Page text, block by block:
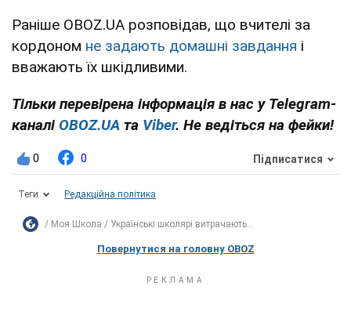
Раніше OBOZ.UA розповідав, що вчителі за
кордоном не задають домашні завдання і
вважають їх шкідливими.
Тільки перевірена інформація в нас у Telegram-
каналі OBOZ.UA та Viber. Не ведіться на фейки!
0 0 Підписатися
Теги Редакційна політика
Моя Школа Українські школярі витрачають...
Повернутися на головну OBOZ